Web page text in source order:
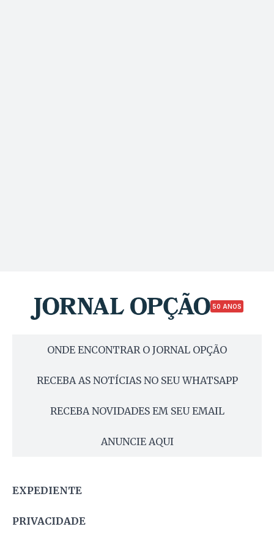
50 ANOS
ONDE ENCONTRAR O JORNAL OPÇÃO
RECEBA AS NOTÍCIAS NO SEU WHATSAPP
RECEBA NOVIDADES EM SEU EMAIL
ANUNCIE AQUI
EXPEDIENTE
PRIVACIDADE